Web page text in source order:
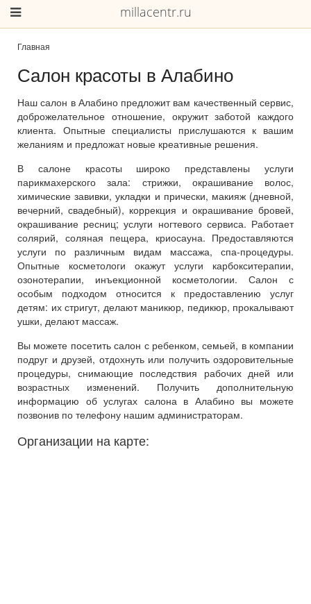
millacentr.ru
Главная
Салон красоты в Алабино
Наш салон в Алабино предложит вам качественный сервис,
доброжелательное отношение, окружит заботой каждого
клиента. Опытные специалисты прислушаются к вашим
желаниям и предложат новые креативные решения.
В салоне красоты широко представлены услуги
парикмахерского зала: стрижки, окрашивание волос,
химические завивки, укладки и прически, макияж (дневной,
вечерний, свадебный), коррекция и окрашивание бровей,
окрашивание ресниц; услуги ногтевого сервиса. Работает
солярий, соляная пещера, криосауна. Предоставляются
услуги по различным видам массажа, спа-процедуры.
Опытные косметологи окажут услуги карбокситерапии,
озонотерапии, инъекционной косметологии. Салон с
особым подходом относится к предоставлению услуг
детям: их стригут, делают маникюр, педикюр, прокалывают
ушки, делают массаж.
Вы можете посетить салон с ребенком, семьей, в компании
подруг и друзей, отдохнуть или получить оздоровительные
процедуры, снимающие последствия рабочих дней или
возрастных изменений. Получить дополнительную
информацию об услугах салона в Алабино вы можете
позвонив по телефону нашим администраторам.
Организации на карте: